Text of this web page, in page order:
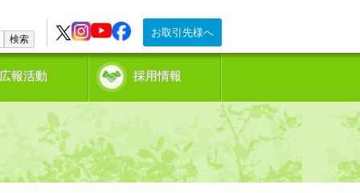
お取引先様へ
検索
報活動 採用情報